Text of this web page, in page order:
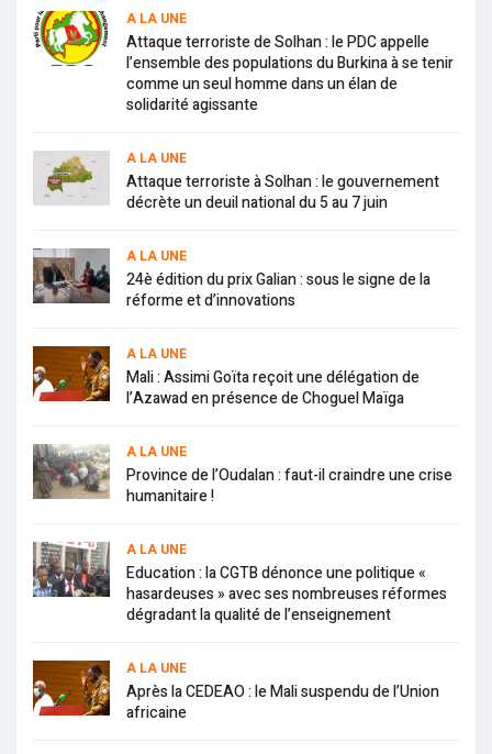
A LA UNE
Attaque terroriste de Solhan : le PDC appelle
l’ensemble des populations du Burkina à se tenir
comme un seul homme dans un élan de
solidarité agissante
A LA UNE
Attaque terroriste à Solhan : le gouvernement
décrète un deuil national du 5 au 7 juin
A LA UNE
24è édition du prix Galian : sous le signe de la
réforme et d’innovations
A LA UNE
Mali : Assimi Goïta reçoit une délégation de
l’Azawad en présence de Choguel Maïga
A LA UNE
Province de l’Oudalan : faut-il craindre une crise
humanitaire !
A LA UNE
Education : la CGTB dénonce une politique «
hasardeuses » avec ses nombreuses réformes
dégradant la qualité de l’enseignement
A LA UNE
Après la CEDEAO : le Mali suspendu de l’Union
africaine